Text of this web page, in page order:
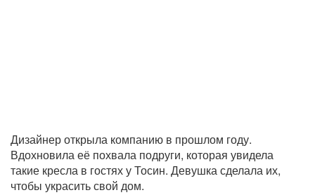
Дизайнер открыла компанию в прошлом году.
Вдохновила её похвала подруги, которая увидела
такие кресла в гостях у Тосин. Девушка сделала их,
чтобы украсить свой дом.